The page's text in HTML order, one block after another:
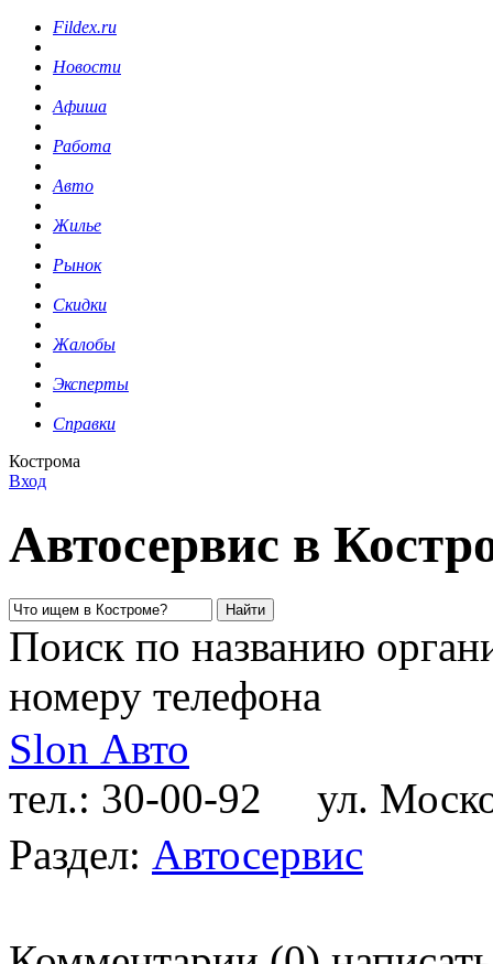
Fildex.ru
Новости
Афиша
Работа
Авто
Жилье
Рынок
Скидки
Жалобы
Эксперты
Справки
Кострома
Вход
Автосервис в
Поиск по названию
номеру телефона
Slon Авто
тел.: 30-00-92
ул.
Раздел: Автосервис